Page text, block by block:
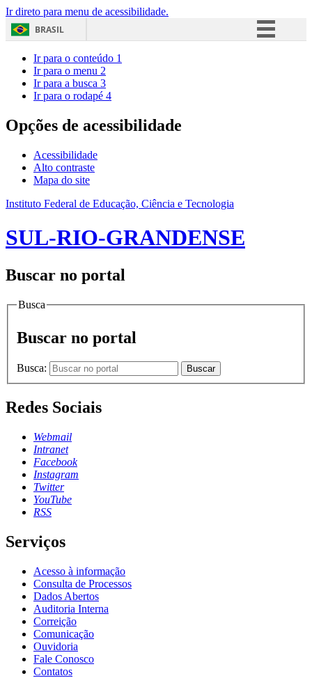
Ir direto para menu de acessibilidade.
BRASIL
Acesso à informação
Ir para o conteúdo 1
Ir para o menu 2
Ir para a busca 3
Ir para o rodapé 4
Opções de acessibilidade
Acessibilidade
Alto contraste
Mapa do site
Instituto Federal de Educação, Ciência e Tecnologia
SUL-RIO-GRANDENSE
Buscar no portal
Busca
Buscar no portal
Busca: Buscar
Redes Sociais
Webmail
Intranet
Facebook
Instagram
Twitter
YouTube
RSS
Serviços
Acesso à informação
Consulta de Processos
Dados Abertos
Auditoria Interna
Correição
Comunicação
Ouvidoria
Fale Conosco
Contatos